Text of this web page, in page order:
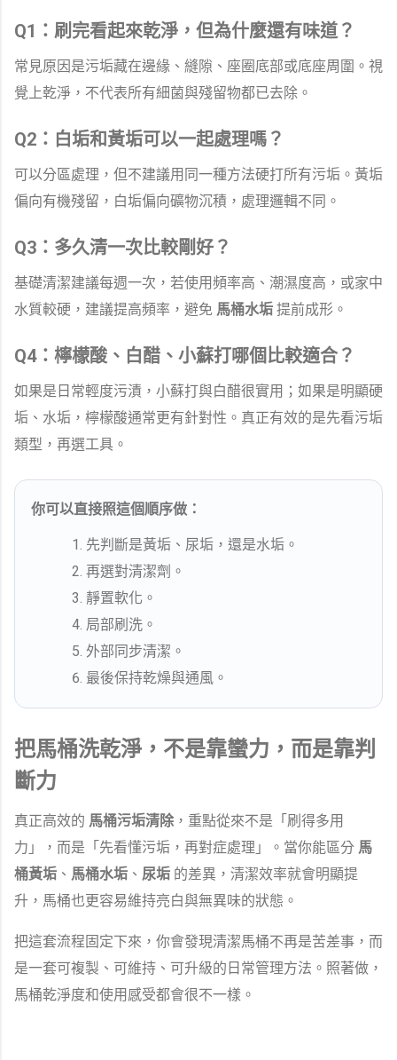
Q1：刷完看起來乾淨，但為什麼還有味道？
常見原因是污垢藏在邊緣、縫隙、座圈底部或底座周圍。視
覺上乾淨，不代表所有細菌與殘留物都已去除。
Q2：白垢和黃垢可以一起處理嗎？
可以分區處理，但不建議用同一種方法硬打所有污垢。黃垢
偏向有機殘留，白垢偏向礦物沉積，處理邏輯不同。
Q3：多久清一次比較剛好？
基礎清潔建議每週一次，若使用頻率高、潮濕度高，或家中
水質較硬，建議提高頻率，避免 馬桶水垢 提前成形。
Q4：檸檬酸、白醋、小蘇打哪個比較適合？
如果是日常輕度污漬，小蘇打與白醋很實用；如果是明顯硬
垢、水垢，檸檬酸通常更有針對性。真正有效的是先看污垢
類型，再選工具。
你可以直接照這個順序做：
先判斷是黃垢、尿垢，還是水垢。
再選對清潔劑。
靜置軟化。
局部刷洗。
外部同步清潔。
最後保持乾燥與通風。
把馬桶洗乾淨，不是靠蠻力，而是靠判
斷力
真正高效的 馬桶污垢清除，重點從來不是「刷得多用
力」，而是「先看懂污垢，再對症處理」。當你能區分 馬
桶黃垢 、 馬桶水垢 、 尿垢 的差異，清潔效率就會明顯提
升，馬桶也更容易維持亮白與無異味的狀態。
把這套流程固定下來，你會發現清潔馬桶不再是苦差事，而
是一套可複製、可維持、可升級的日常管理方法。照著做，
馬桶乾淨度和使用感受都會很不一樣。